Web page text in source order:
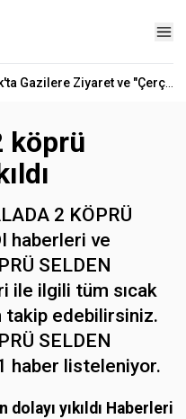
köprü
2 KÖPRÜ
haberleri ve
SELDEN
ile ilgili tüm sıcak
takip edebilirsiniz.
SELDEN
haber listeleniyor.
yıkıldı Haberleri